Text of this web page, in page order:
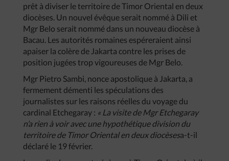
prêt à diviser le territoire de Timor Oriental en deux
diocèses. Un nouvel évêque serait nommé à Dili et
Mgr Belo serait nommé dans un nouveau diocèse à
Bacau. Les autorités romaines espéreraient ainsi
apaiser la colère de Jakarta contre les prises de
position jugées trop vigoureuses de Mgr Belo.
Mgr Pietro Sambi, nonce apostolique à Jakarta, a
fermement démenti les spéculations des
journalistes sur les raisons réelles du voyage du
cardinal Etchegaray : « La visite de Mgr Etchegaray
n’a rien à voir avec une hypothétique division du
territoire de Timor Oriental en deux diocèsesa-t-il
déclaré le 19 février.